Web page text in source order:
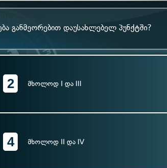
განმეორებით დაუსახლებელ პუნქტში?
2 მხოლოდ I და III
4 მხოლოდ II და IV